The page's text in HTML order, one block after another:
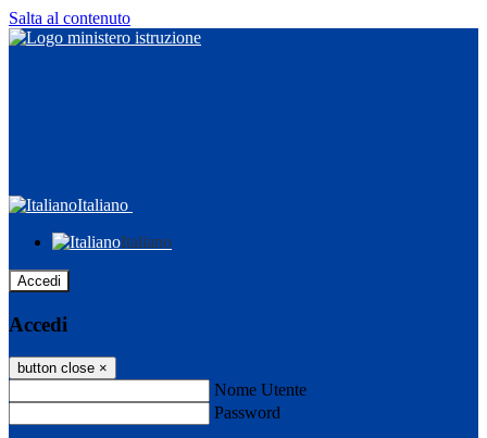
Salta al contenuto
Italiano
Italiano
Accedi
Accedi
button close ×
Nome Utente
Password